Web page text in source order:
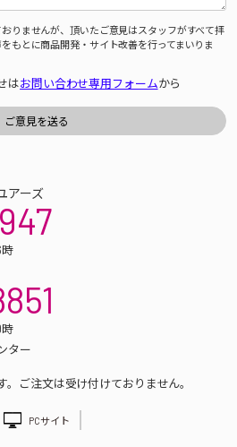
りませんが、頂いたご意見はスタッフがすべて拝
もとに商品開発・サイト改善を行ってまいりま
はお問い合わせ専用フォームから
アーズ
時
時
ター
ご注文は受け付けておりません。
PCサイト